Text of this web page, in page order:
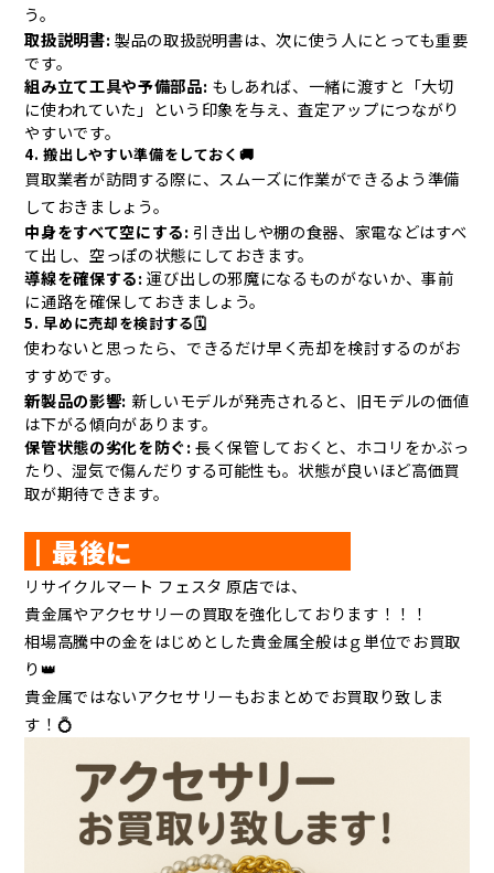
う。
取扱説明書:製品の取扱説明書は、次に使う人にとっても重要
です。
組み立て工具や予備部品: もしあれば、一緒に渡すと「大切
に使われていた」という印象を与え、査定アップにつながり
やすいです。
4. 搬出しやすい準備をしておく🚚
買取業者が訪問する際に、スムーズに作業ができるよう準備
しておきましょう。
中身をすべて空にする: 引き出しや棚の食器、家電などはすべ
て出し、空っぽの状態にしておきます。
導線を確保する:運び出しの邪魔になるものがないか、事前
に通路を確保しておきましょう。
5. 早めに売却を検討する🗓️
使わないと思ったら、できるだけ早く売却を検討するのがお
すすめです。
新製品の影響: 新しいモデルが発売されると、旧モデルの価値
は下がる傾向があります。
保管状態の劣化を防ぐ:長く保管しておくと、ホコリをかぶっ
たり、湿気で傷んだりする可能性も。状態が良いほど高価買
取が期待できます。
┃最後に
リサイクルマート フェスタ 原店では、
貴金属やアクセサリーの買取を強化しております！！！
相場高騰中の金をはじめとした貴金属全般はｇ単位でお買取
り👑
貴金属ではないアクセサリーもおまとめでお買取り致しま
す！💍